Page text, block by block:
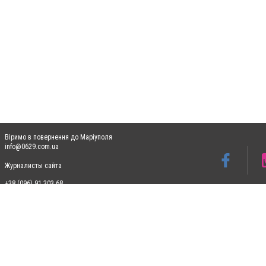
Віримо в повернення до Маріуполя
info@0629.com.ua
Журналисты сайта
+38 (096) 91 303 68